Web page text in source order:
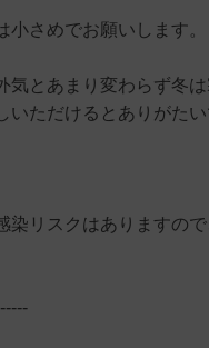
小さめでお願いします。
気とあまり変わらず冬
ただけるとありがた
染リスクはありますの